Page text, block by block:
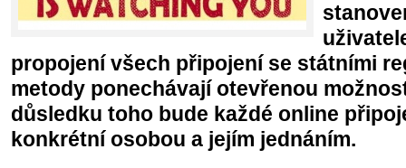
propojení všech připojení se státními
metody ponechávají otevřenou
důsledku toho bude každé online
konkrétní osobou a jejím jednáním.